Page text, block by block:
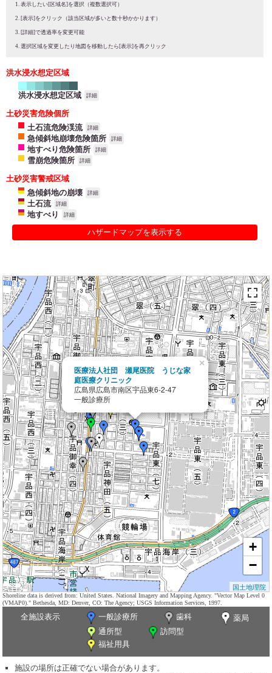
表示したい[区域名]を選択（複数選択可）
[表示]をクリック（該当区域が多いと数十秒かかります）
[詳細]で透過率を変更可能
選択区域を変更したり地図を移動したら[表示]を再クリック
洪水浸水想定区域
洪水浸水想定区域 詳細
土砂災害危険個所
土石流危険渓流
詳細
急傾斜地崩壊危険箇所 詳細
地すべり危険箇所 詳細
雪崩危険箇所 詳細
土砂災害警戒区域
急傾斜地の崩壊
詳細
土石流 詳細
地すべり 詳細
ハザードマップを表示する
医療法人社団 瀬尾医院 うじな家
庭医療クリニック
広島県広島市南区宇品東6-2-47
一般診療所
×
+
−
国土地理院
Shoreline data is derived from: United States. National Imagery and Mapping Agency. "Vector Map Level 0
(VMAP0)." Bethesda, MD: Denver, CO: The Agency; USGS Information Services, 1997.
全施設表示 一般診療所 歯科
薬局
通所型
訪問型
福祉用具
施設の場所は正確でない場合があります。